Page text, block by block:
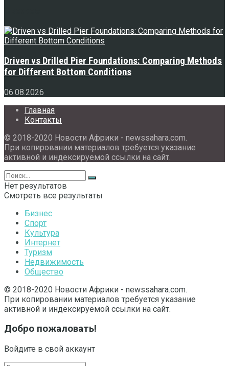
Driven vs Drilled Pier Foundations: Comparing Methods
for Different Bottom Conditions
06.08.2026
Главная
Контакты
© 2018-2020 Новости Африки - newssahara.com.
При копировании материалов требуется указание
активной и индексируемой ссылки на сайт.
Нет результатов
Смотреть все результаты
Бизнес
Спорт
Культура
Интернет
Туризм
Недвижимость
Общество
© 2018-2020 Новости Африки - newssahara.com.
При копировании материалов требуется указание
активной и индексируемой ссылки на сайт.
Добро пожаловать!
Войдите в свой аккаунт